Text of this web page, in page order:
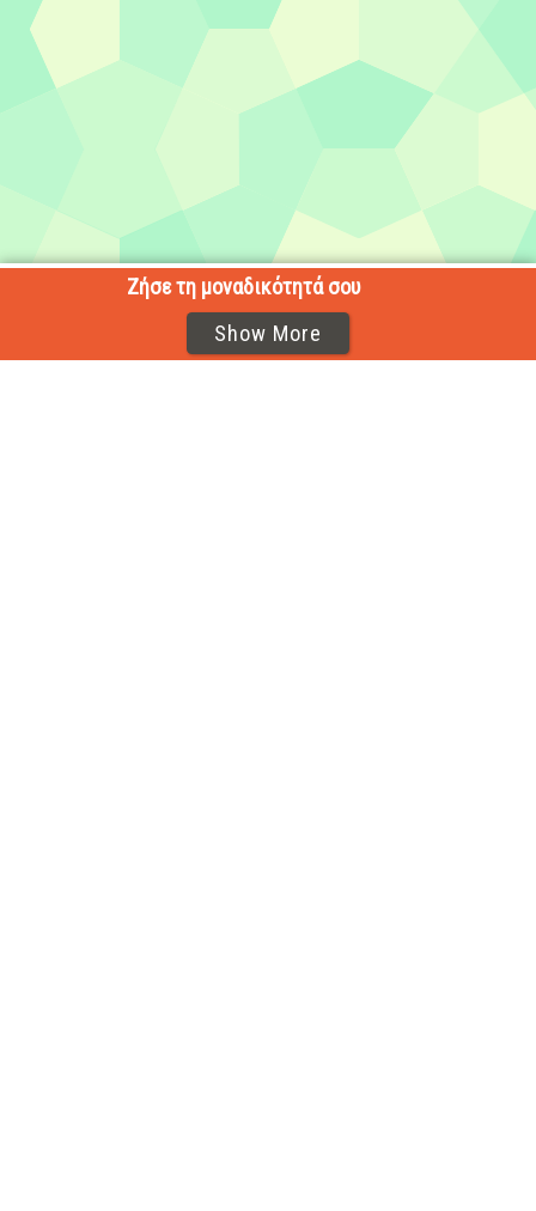
Ζήσε τη μοναδικότητά σου
Show More